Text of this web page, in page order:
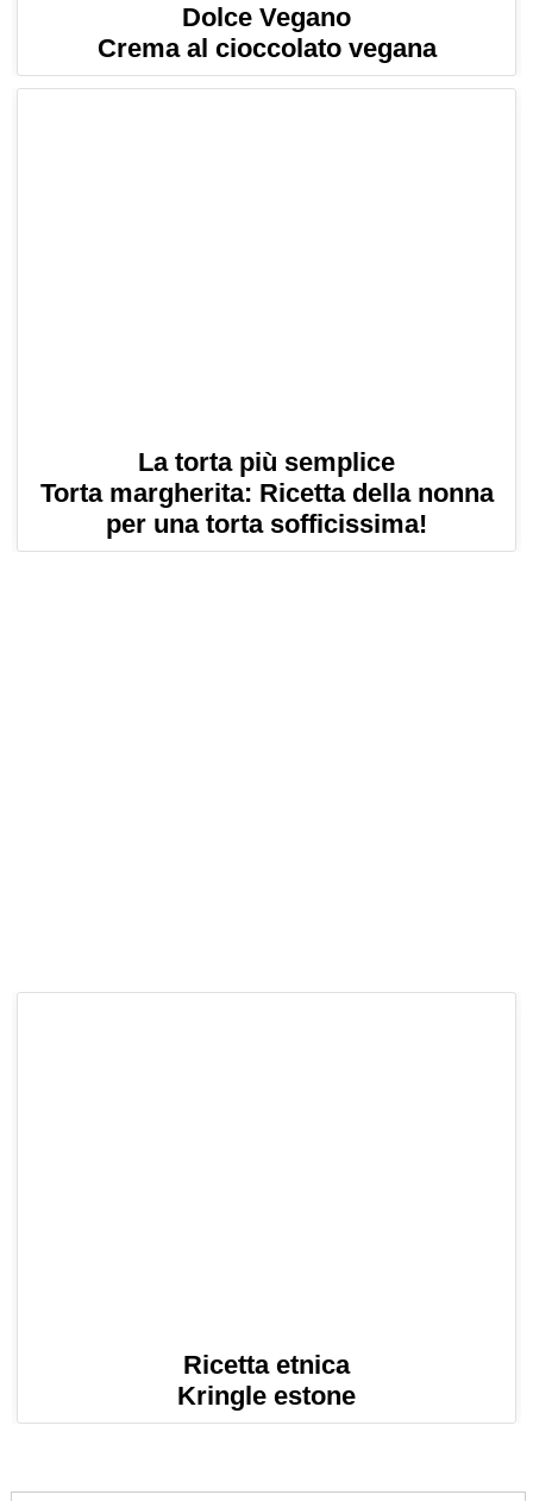
Dolce Vegano
Crema al cioccolato vegana
La torta più semplice
Torta margherita: Ricetta della nonna
per una torta sofficissima!
Ricetta etnica
Kringle estone